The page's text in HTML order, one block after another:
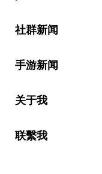
社群新闻
手游新闻
关于我
联繫我